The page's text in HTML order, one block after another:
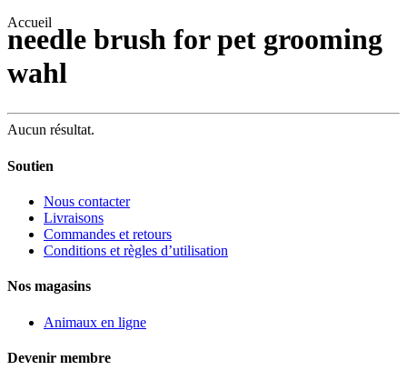
Accueil
needle brush for pet grooming
wahl
Aucun résultat.
Soutien
Nous contacter
Livraisons
Commandes et retours
Conditions et règles d’utilisation
Nos magasins
Animaux en ligne
Devenir membre